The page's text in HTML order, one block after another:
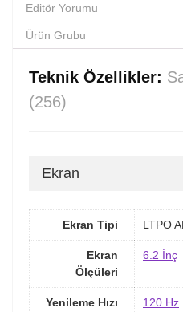
Editör Yorumu
Ürün Grubu
Teknik Özellikler:
(256)
Ekran
Ekran Tipi LTPO
Ekran
Ölçüleri
6.2 İnç
Yenileme Hızı 120 Hz